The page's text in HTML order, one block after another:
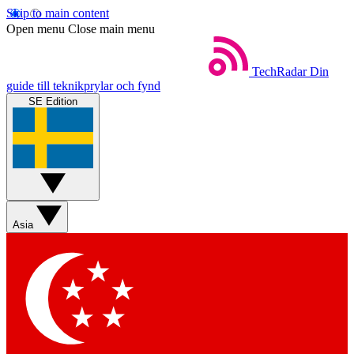
Skip to main content
Open menu Close main menu
TechRadar Din
guide till teknikprylar och fynd
SE Edition
Asia